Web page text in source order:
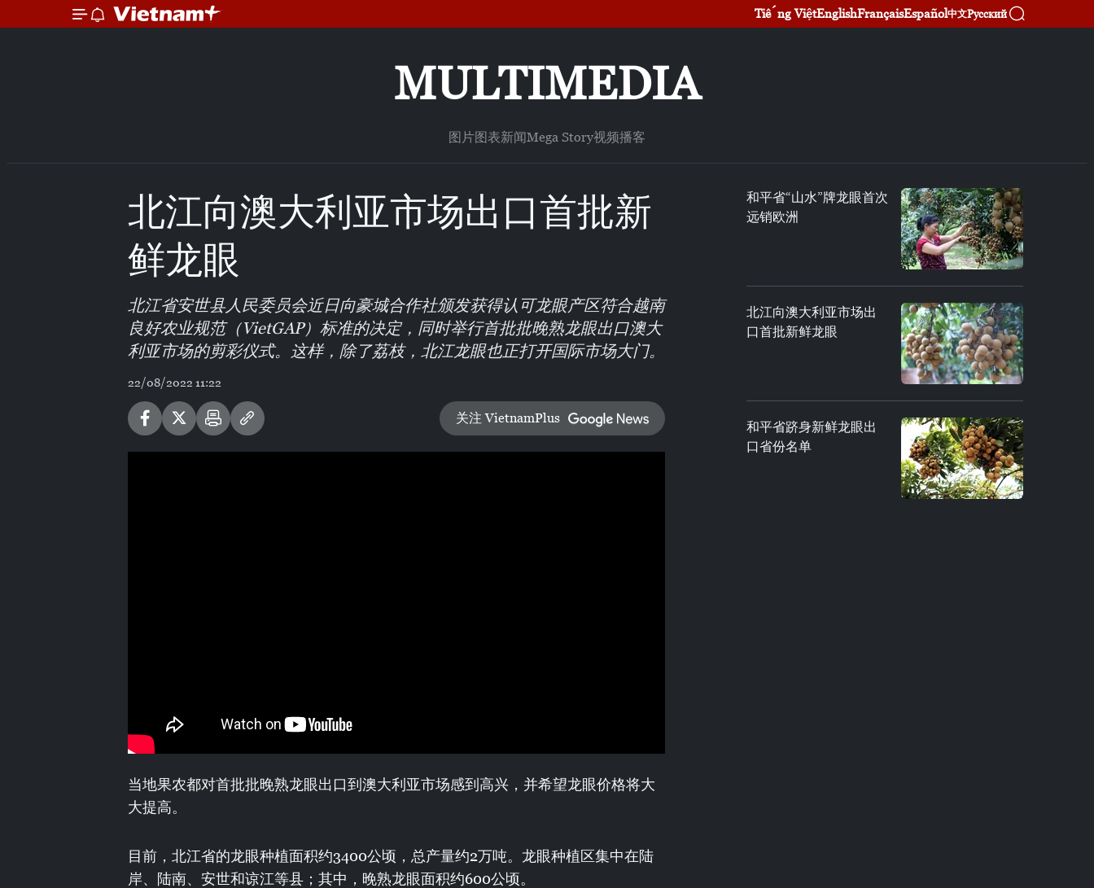
Tiếng ViệtEnglishFrançaisEspañol中文Русский
MULTIMEDIA
图片图表新闻Mega Story视频播客
北江向澳大利亚市场出口首批新
鲜龙眼
北江省安世县人民委员会近日向豪城合作社颁发获得认可龙眼产区符合越南
良好农业规范（VietGAP）标准的决定，同时举行首批批晚熟龙眼出口澳大
利亚市场的剪彩仪式。这样，除了荔枝，北江龙眼也正打开国际市场大门。
22/08/2022 11:22
关注 VietnamPlus
当地果农都对首批批晚熟龙眼出口到澳大利亚市场感到高兴，并希望龙眼价格将大
大提高。
目前，北江省的龙眼种植面积约3400公顷，总产量约2万吨。龙眼种植区集中在陆
岸、陆南、安世和谅江等县；其中，晚熟龙眼面积约600公顷。
和平省“山水”牌龙眼首次
远销欧洲
北江向澳大利亚市场出
口首批新鲜龙眼
和平省跻身新鲜龙眼出
口省份名单